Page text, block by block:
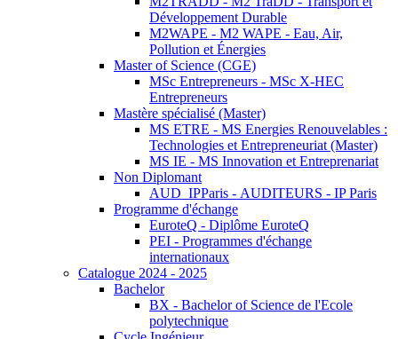
Développement Durable
M2WAPE - M2 WAPE - Eau, Air,
Pollution et Énergies
Master of Science (CGE)
MSc Entrepreneurs - MSc X-HEC
Entrepreneurs
Mastère spécialisé (Master)
MS ETRE - MS Energies Renouvelables :
Technologies et Entrepreneuriat (Master)
MS IE - MS Innovation et Entreprenariat
Non Diplomant
AUD_IPParis - AUDITEURS - IP Paris
Programme d'échange
EuroteQ - Diplôme EuroteQ
PEI - Programmes d'échange
internationaux
Catalogue 2024 - 2025
Bachelor
BX - Bachelor of Science de l'Ecole
polytechnique